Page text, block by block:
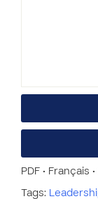
PDF • Français
Tags: